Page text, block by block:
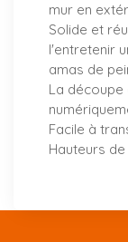
mur en
Solide et
l'entretenir
amas de
La
Facile à
Hauteurs